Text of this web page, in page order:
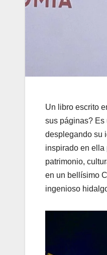
Un libro escrito
sus páginas? Es
desplegando su
inspirado en ella
patrimonio,
en un bellísimo
ingenioso